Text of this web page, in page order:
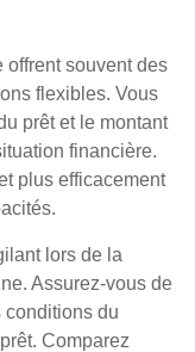
offrent souvent des
flexibles. Vous
prêt et le montant
financière.
plus efficacement
lors de la
Assurez-vous de
conditions du
Comparez